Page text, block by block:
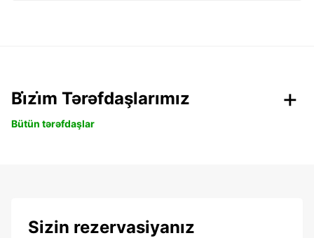
Bi̇zi̇m Tərəfdaşlarımız
Bütün tərəfdaşlar
Sizin rezervasiyanız